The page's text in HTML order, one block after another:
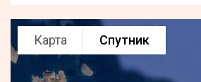
Карта Спутник